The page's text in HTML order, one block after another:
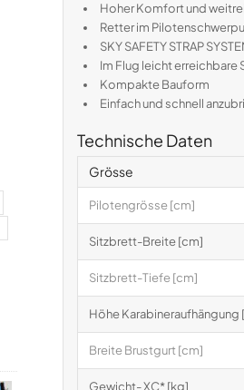
Hoher Komfort und
Retter im
SKY SAFETY STRAP
Im Flug leicht erreichbare
Kompakte Bauform
Einfach und schnell
Technische Daten
Grösse
Pilotengrösse [cm]
Sitzbrett-Breite [cm]
Sitzbrett-Tiefe [cm]
Höhe Karabineraufhängung
Breite Brustgurt [cm]
Gewicht- XC* [kg]